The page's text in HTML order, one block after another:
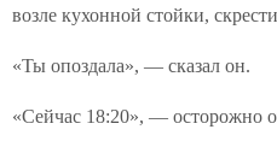
возле кухонной стойки,
«Ты опоздала», — сказал он.
«Сейчас 18:20», — осторожно